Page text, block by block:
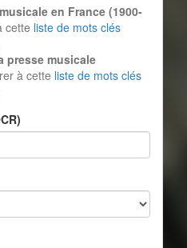
en France (1900-
cette liste de mots clés
presse musicale
à cette liste de mots clés